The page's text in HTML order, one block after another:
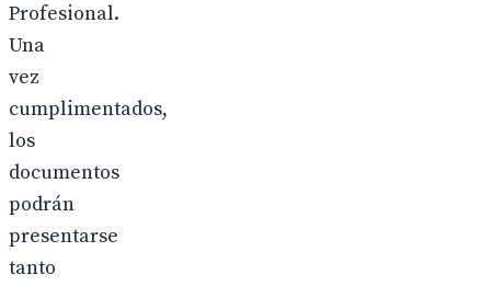
Profesional.
Una
vez
cumplimentados,
los
documentos
podrán
presentarse
tanto